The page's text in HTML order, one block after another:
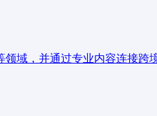
域，并通过专业内容连接跨